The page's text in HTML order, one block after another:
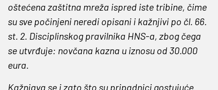
oštećena zaštitna mreža ispred iste tribine, čime
su sve počinjeni neredi opisani i kažnjivi po čl. 66.
st. 2. Disciplinskog pravilnika HNS-a, zbog čega
se utvrđuje: novčana kazna u iznosu od 30.000
eura.
Kažnjava se i zato što su pripadnici gostujuće